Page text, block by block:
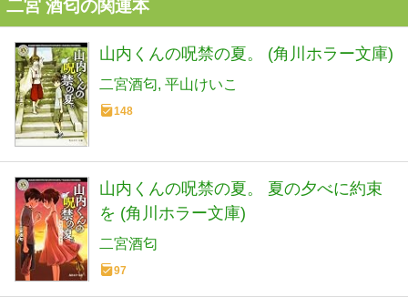
二宮 酒匂の関連本
山内くんの呪禁の夏。 (角川ホラー文庫)
二宮酒匂 平山けいこ
148
山内くんの呪禁の夏。 夏の夕べに約束
を (角川ホラー文庫)
二宮酒匂
97